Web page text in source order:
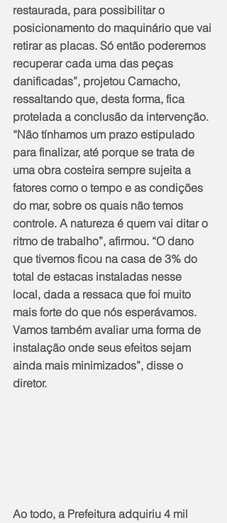
restaurada, para possibilitar o
posicionamento do maquinário que vai
retirar as placas. Só então poderemos
recuperar cada uma das peças
danificadas”, projetou Camacho,
ressaltando que, desta forma, fica
protelada a conclusão da intervenção.
“Não tínhamos um prazo estipulado
para finalizar, até porque se trata de
uma obra costeira sempre sujeita a
fatores como o tempo e as condições
do mar, sobre os quais não temos
controle. A natureza é quem vai ditar o
ritmo de trabalho”, afirmou. “O dano
que tivemos ficou na casa de 3% do
total de estacas instaladas nesse
local, dada a ressaca que foi muito
mais forte do que nós esperávamos.
Vamos também avaliar uma forma de
instalação onde seus efeitos sejam
ainda mais minimizados”, disse o
diretor.
Ao todo, a Prefeitura adquiriu 4 mil